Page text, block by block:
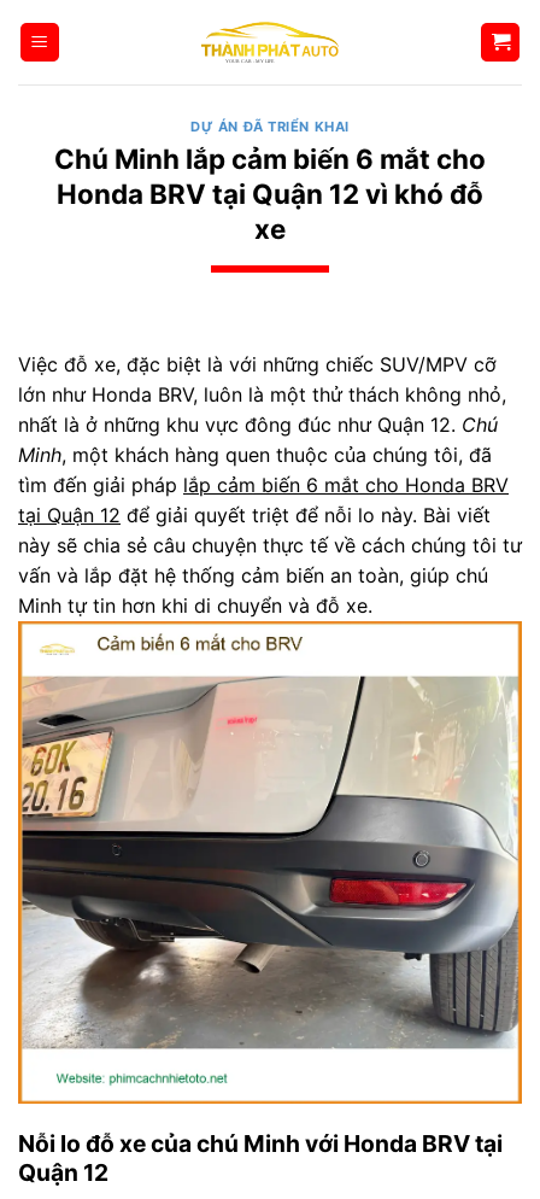
qua
DỰ ÁN ĐÃ TRIỂN KHAI
Chú Minh lắp cảm biến 6 mắt cho
Honda BRV tại Quận 12 vì khó đỗ
xe
Việc đỗ xe, đặc biệt là với những chiếc SUV/MPV cỡ
lớn như Honda BRV, luôn là một thử thách không nhỏ,
nhất là ở những khu vực đông đúc như Quận 12. Chú
Minh, một khách hàng quen thuộc của chúng tôi, đã
tìm đến giải pháp lắp cảm biến 6 mắt cho Honda BRV
tại Quận 12 để giải quyết triệt để nỗi lo này. Bài viết
này sẽ chia sẻ câu chuyện thực tế về cách chúng tôi tư
vấn và lắp đặt hệ thống cảm biến an toàn, giúp chú
Minh tự tin hơn khi di chuyển và đỗ xe.
Nỗi lo đỗ xe của chú Minh với Honda BRV tại
Quận 12